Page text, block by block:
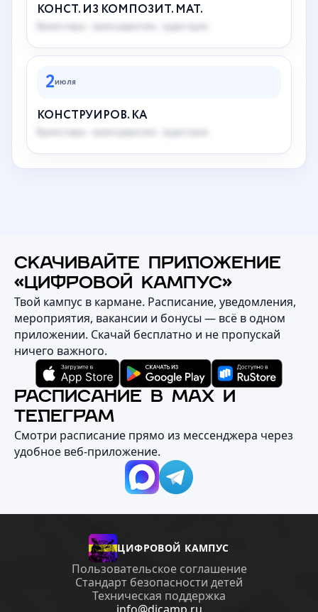
КОНСТ. ИЗ КОМПОЗИТ. МАТ.
Время пары · преподаватель · аудитория
2июля
КОНСТРУИРОВ. КА
Время пары · преподаватель · аудитория
СКАЧИВАЙТЕ ПРИЛОЖЕНИЕ
«ЦИФРОВОЙ КАМПУС»
Твой кампус в кармане. Расписание, уведомления,
мероприятия, вакансии и бонусы — всё в одном
приложении. Скачай бесплатно и не пропускай
ничего важного.
РАСПИСАНИЕ В MAX И
ТЕЛЕГРАМ
Смотри расписание прямо из мессенджера через
удобное веб‑приложение.
ЦИФРОВОЙ КАМПУС
Пользовательское соглашение
Стандарт безопасности детей
Техническая поддержка